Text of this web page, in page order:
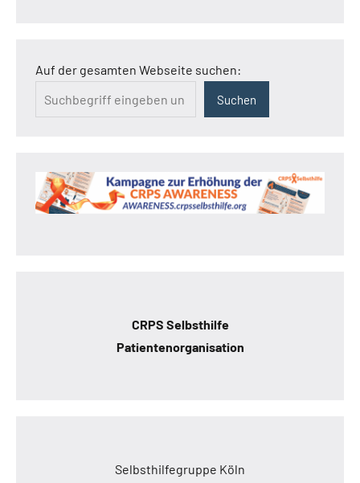
Auf der gesamten Webseite suchen:
Suchen
CRPS Selbsthilfe
Patientenorganisation
Selbsthilfegruppe Köln